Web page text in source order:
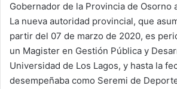
Gobernador de la Provincia de Osorno
La nueva autoridad provincial, que
partir del 07 de marzo de 2020, es
un Magister en Gestión Pública y
Universidad de Los Lagos, y hasta la
desempeñaba como Seremi de